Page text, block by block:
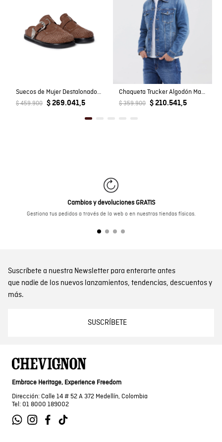
Suecos de Mujer Destalonados Detalles Western en Cuero Carnaza
$ 459.900 $ 269.041,5
Chaqueta Trucker Algodón Masculino
$ 359.900 $ 210.541,5
Cambios y devoluciones GRATIS
Gestiona tus pedidos a través de la web o en nuestras tiendas físicas.
Suscríbete a nuestra Newsletter para enterarte antes
que nadie de los nuevos lanzamientos, tendencias, descuentos y
más.
SUSCRÍBETE
Embrace Heritage, Experience Freedom
Dirección: Calle 14 # 52 A 372 Medellín, Colombia
Tel: 01 8000 189002